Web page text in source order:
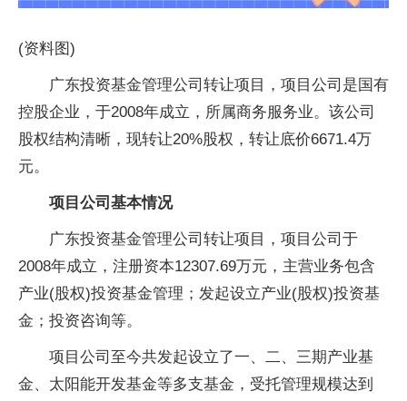
(资料图)
广东投资基金管理公司转让项目，项目公司是国有
控股企业，于2008年成立，所属商务服务业。该公司
股权结构清晰，现转让20%股权，转让底价6671.4万
元。
项目公司基本情况
广东投资基金管理公司转让项目，项目公司于
2008年成立，注册资本12307.69万元，主营业务包含
产业(股权)投资基金管理；发起设立产业(股权)投资基
金；投资咨询等。
项目公司至今共发起设立了一、二、三期产业基
金、太阳能开发基金等多支基金，受托管理规模达到